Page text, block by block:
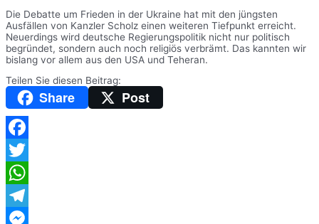
Die Debatte um Frieden in der Ukraine hat mit den jüngsten
Ausfällen von Kanzler Scholz einen weiteren Tiefpunkt erreicht.
Neuerdings wird deutsche Regierungspolitik nicht nur politisch
begründet, sondern auch noch religiös verbrämt. Das kannten wir
bislang vor allem aus den USA und Teheran.
Teilen Sie diesen Beitrag:
Share Post
Facebook
Twitter
WhatsApp
Telegram